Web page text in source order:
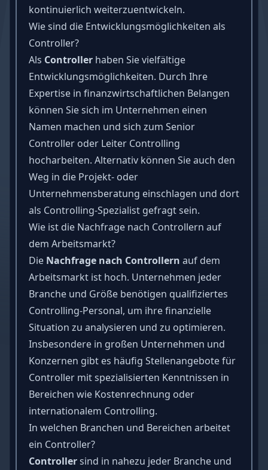
kontinuierlich weiterzuentwickeln.
Wie sind die Entwicklungsmöglichkeiten als
Controller?
Als Controllerhaben Sie vielfältige
Entwicklungsmöglichkeiten. Durch Ihre
Expertise in finanzwirtschaftlichen Belangen
können Sie sich im Unternehmen einen
Namen machen und sich zum Senior
Controller oder Leiter Controlling
hocharbeiten. Alternativ können Sie auch den
Weg in die Projekt- oder
Unternehmensberatung einschlagen und dort
als Controlling-Spezialist gefragt sein.
Wie ist die Nachfrage nach Controllern auf
dem Arbeitsmarkt?
Die Nachfrage nach Controllern auf dem
Arbeitsmarkt ist hoch. Unternehmen jeder
Branche und Größe benötigen qualifiziertes
Controlling-Personal, um ihre finanzielle
Situation zu analysieren und zu optimieren.
Insbesondere in großen Unternehmen und
Konzernen gibt es häufig Stellenangebote für
Controller mit spezialisierten Kenntnissen in
Bereichen wie Kostenrechnung oder
internationalem Controlling.
In welchen Branchen und Bereichen arbeitet
ein Controller?
Controllersind in nahezu jeder Branche und